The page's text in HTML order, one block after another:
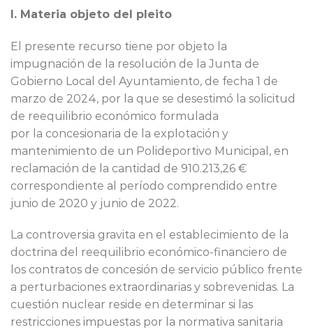
I. Materia objeto del pleito
El presente recurso tiene por objeto la
impugnación de la resolución de la Junta de
Gobierno Local del Ayuntamiento, de fecha 1 de
marzo de 2024, por la que se desestimó la solicitud
de reequilibrio económico formulada
por la concesionaria de la explotación y
mantenimiento de un Polideportivo Municipal, en
reclamación de la cantidad de 910.213,26 €
correspondiente al período comprendido entre
junio de 2020 y junio de 2022.
La controversia gravita en el establecimiento de la
doctrina del reequilibrio económico-financiero de
los contratos de concesión de servicio público frente
a perturbaciones extraordinarias y sobrevenidas. La
cuestión nuclear reside en determinar si las
restricciones impuestas por la normativa sanitaria